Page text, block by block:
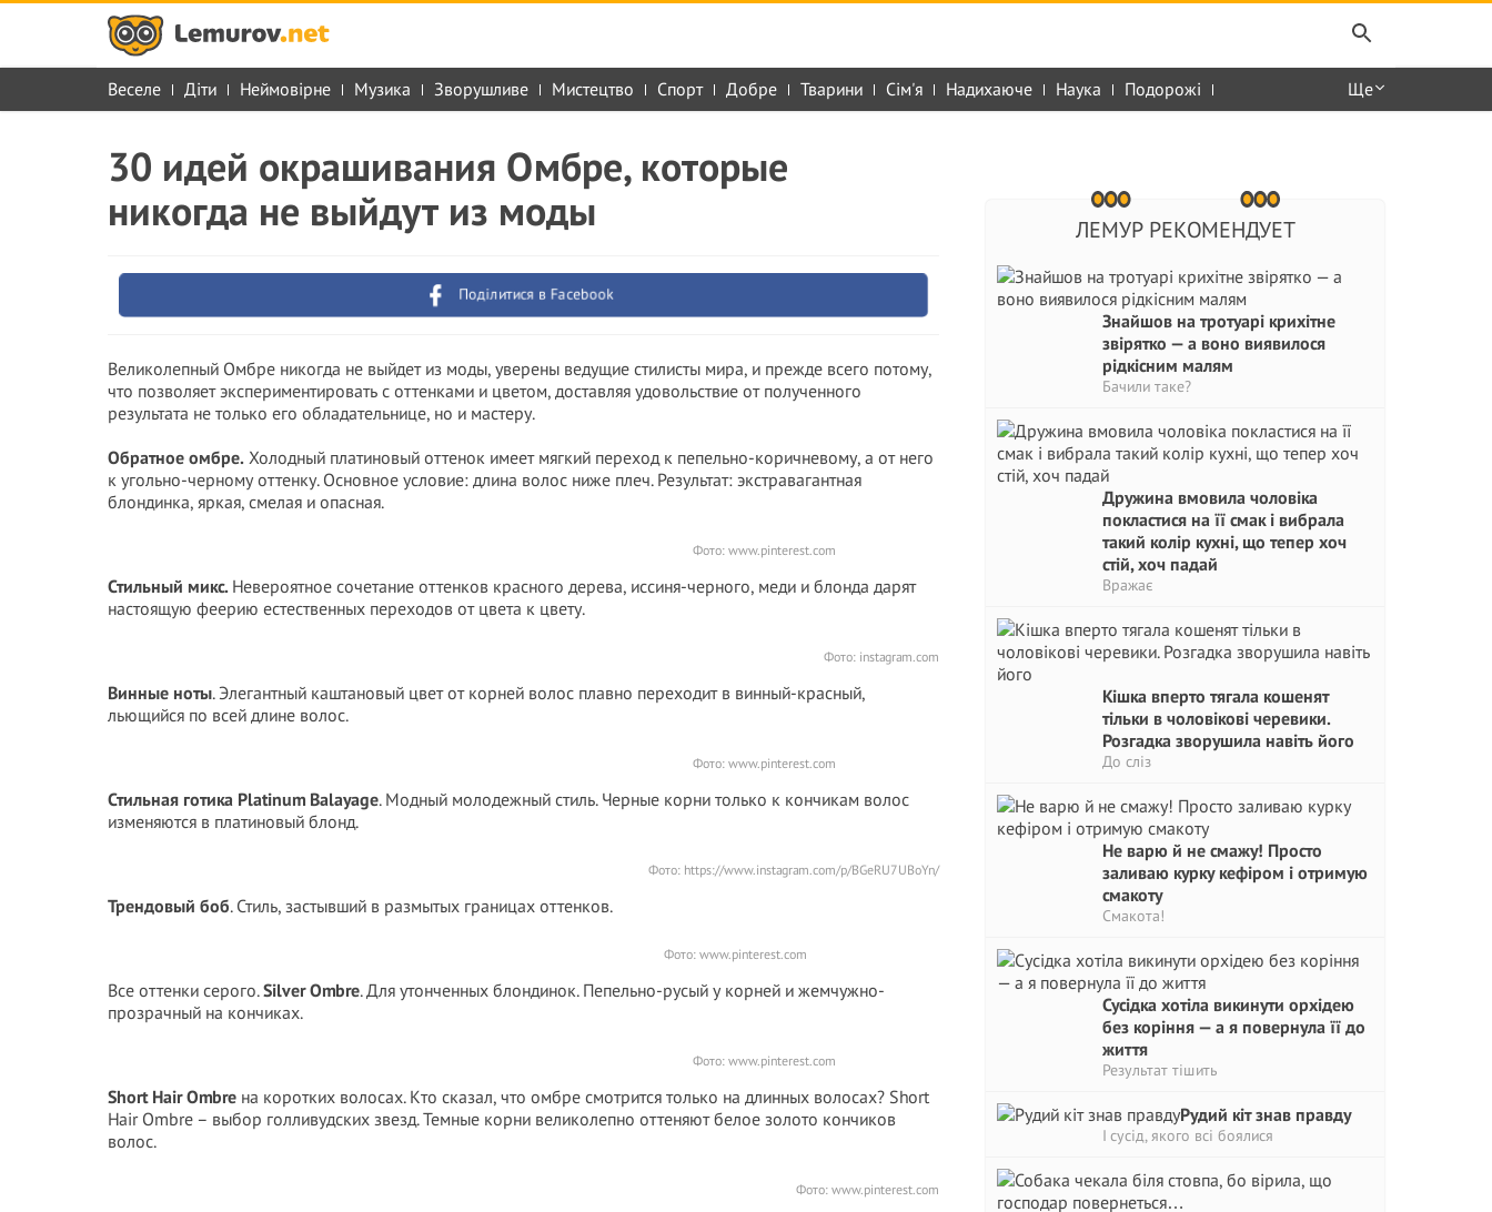
Веселе Діти Неймовірне Музика Зворушливе Мистецтво Спорт Добре Тварини Сім'я Надихаюче Наука Подорожі Ще
ЛЕМУР РЕКОМЕНДУЕТ
Знайшов на тротуарі крихітне
звірятко — а воно виявилося
рідкісним малям
Бачили таке?
Дружина вмовила чоловіка
покластися на її смак і вибрала
такий колір кухні, що тепер хоч
стій, хоч падай
Вражає
Кішка вперто тягала кошенят
тільки в чоловікові черевики.
Розгадка зворушила навіть його
До сліз
Не варю й не смажу! Просто
заливаю курку кефіром і отримую
смакоту
Смакота!
Сусідка хотіла викинути орхідею
без коріння — а я повернула її до
життя
Результат тішить
Рудий кіт знав правду
І сусід, якого всі боялися
30 идей окрашивания Омбре, которые
никогда не выйдут из моды
Поділитися в Facebook
Великолепный Омбре никогда не выйдет из моды, уверены ведущие стилисты мира, и прежде всего потому,
что позволяет экспериментировать с оттенками и цветом, доставляя удовольствие от полученного
результата не только его обладательнице, но и мастеру.
Обратное омбре. Холодный платиновый оттенок имеет мягкий переход к пепельно-коричневому, а от него
к угольно-черному оттенку. Основное условие: длина волос ниже плеч. Результат: экстравагантная
блондинка, яркая, смелая и опасная.
Фото:www.pinterest.com
Стильный микс. Невероятное сочетание оттенков красного дерева, иссиня-черного, меди и блонда дарят
настоящую феерию естественных переходов от цвета к цвету.
Фото: instagram.com
Винные ноты. Элегантный каштановый цвет от корней волос плавно переходит в винный-красный,
льющийся по всей длине волос.
Фото:www.pinterest.com
Стильная готика Platinum Balayage. Модный молодежный стиль. Черные корни только к кончикам волос
изменяются в платиновый блонд.
Фото: https://www.instagram.com/p/BGeRU7UBoYn/
Трендовый боб. Стиль, застывший в размытых границах оттенков.
Фото:www.pinterest.com
Все оттенки серого.Silver Ombre. Для утонченных блондинок. Пепельно-русый у корней и жемчужно-
прозрачный на кончиках.
Фото:www.pinterest.com
Short Hair Ombre на коротких волосах. Кто сказал, что омбре смотрится только на длинных волосах? Short
Hair Ombre – выбор голливудских звезд. Темные корни великолепно оттеняют белое золото кончиков
волос.
Фото: www.pinterest.com